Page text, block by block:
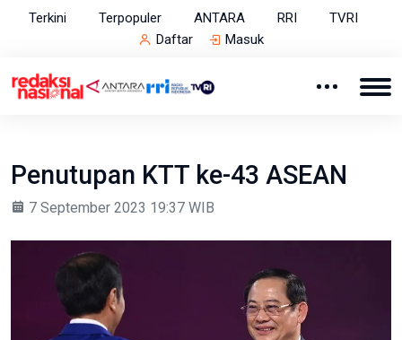
Terkini Terpopuler ANTARA RRI
TVRI
Daftar
Masuk
Penutupan KTT ke-43 ASEAN
7 September 2023 19:37 WIB